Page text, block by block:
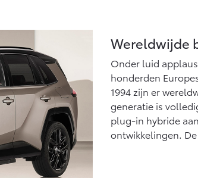
Wereldwijde
Onder luid
honderden
1994 zijn er
generatie is
plug-in hybride
ontwikkelingen.